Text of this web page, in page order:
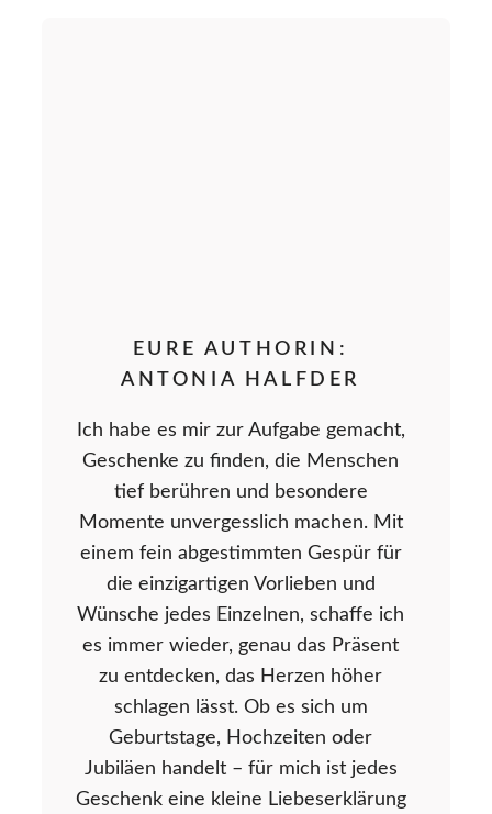
EURE AUTHORIN:
ANTONIA HALFDER
Ich habe es mir zur Aufgabe gemacht,
Geschenke zu finden, die Menschen
tief berühren und besondere
Momente unvergesslich machen. Mit
einem fein abgestimmten Gespür für
die einzigartigen Vorlieben und
Wünsche jedes Einzelnen, schaffe ich
es immer wieder, genau das Präsent
zu entdecken, das Herzen höher
schlagen lässt. Ob es sich um
Geburtstage, Hochzeiten oder
Jubiläen handelt – für mich ist jedes
Geschenk eine kleine Liebeserklärung